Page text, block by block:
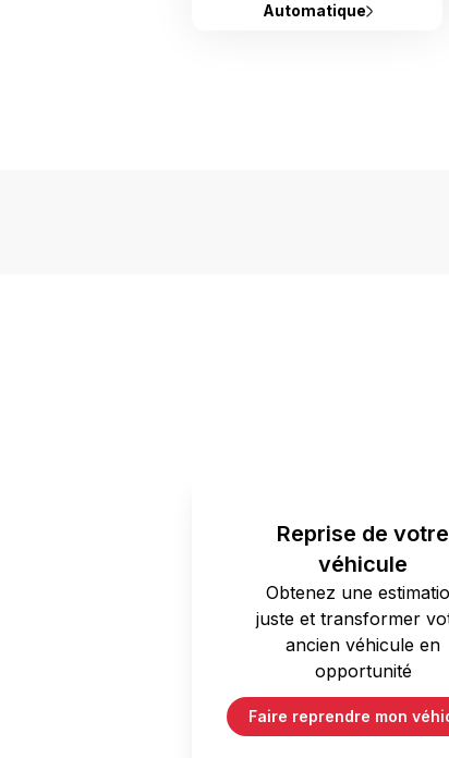
Automatique
Reprise de votre
véhicule
Obtenez une
juste et transformer
ancien véhicule en
opportunité
Faire reprendre mon